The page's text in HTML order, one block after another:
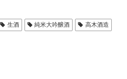
生酒 純米大吟醸酒 高木酒造